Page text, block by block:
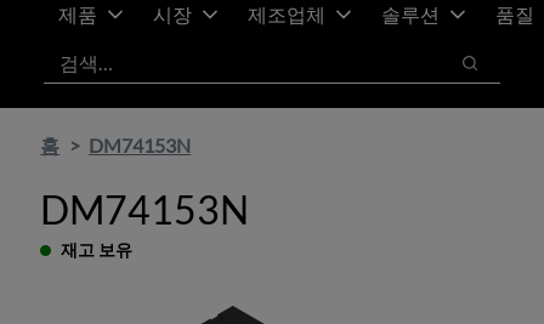
제품 시장 제조업체 솔루션
품질
검색
검색
홈 DM74153N
DM74153N
재고 보유